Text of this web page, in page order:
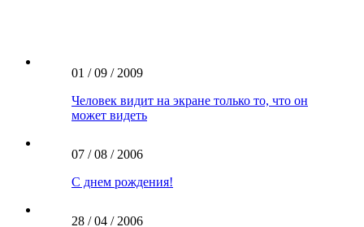
01 / 09 / 2009
Человек видит на экране только то, что он
может видеть
07 / 08 / 2006
С днем рождения!
28 / 04 / 2006